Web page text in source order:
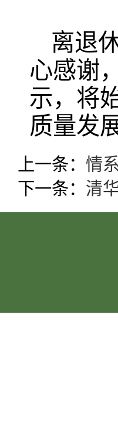
离退
心感谢
示，将
质量发
上一条： 情
下一条： 清